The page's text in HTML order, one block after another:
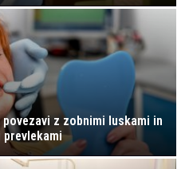
z zobnimi luskami in
prevlekami